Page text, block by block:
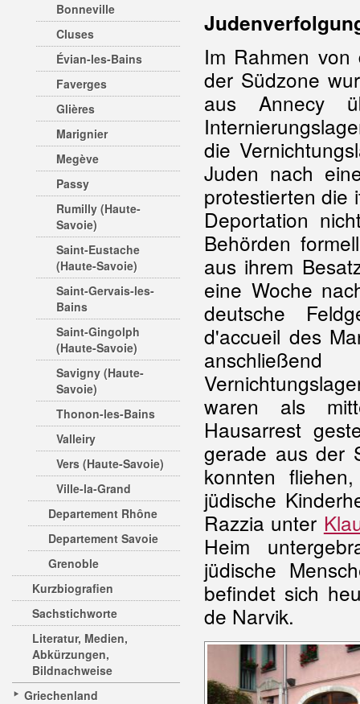
Bonneville
Cluses
Évian-les-Bains
Faverges
Glières
Marignier
Megève
Passy
Rumilly (Haute-
Savoie)
Saint-Eustache
(Haute-Savoie)
Saint-Gervais-les-
Bains
Saint-Gingolph
(Haute-Savoie)
Savigny (Haute-
Savoie)
Thonon-les-Bains
Valleiry
Vers (Haute-Savoie)
Ville-la-Grand
Departement Rhône
Departement Savoie
Grenoble
Kurzbiografien
Sachstichworte
Literatur, Medien,
Abkürzungen,
Bildnachweise
Griechenland
Im Rahmen
der Südzone
aus Annecy
die
Juden nach
protestierten die
Deportation
Behörden
aus ihrem
eine Woche
deutsche
d'accueil des
waren als
Hausarrest
gerade aus der
konnten
jüdische
Razzia unter
Heim
jüdische
befindet sich
de Narvik.